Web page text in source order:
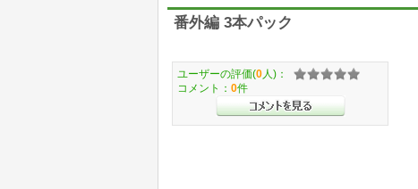
番外編 3本パック
ユーザーの評価(0 人)：
コメント： 0件